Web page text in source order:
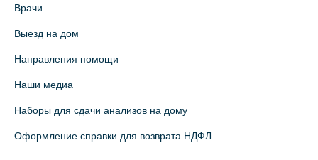
12к2 (официальный партнер)
+7 (812) 660-73-69
На карте
(официальный партнер),
Врачи
Выезд на дом
Направления помощи
Наши медиа
Наборы для сдачи анализов на дому
Оформление справки для возврата НДФЛ